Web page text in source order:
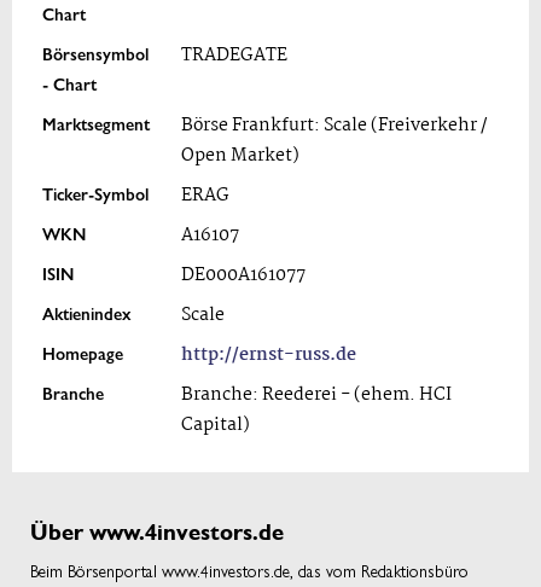
Chart
Börsensymbol
- Chart
TRADEGATE
Marktsegment
Börse Frankfurt: Scale (Freiverkehr /
Open Market)
Ticker-Symbol ERAG
WKN A16107
ISIN DE000A161077
Aktienindex Scale
Homepage http://ernst-russ.de
Branche
Branche: Reederei - (ehem. HCI
Capital)
Über www.4investors.de
Beim Börsenportal www.4investors.de, das vom Redaktionsbüro